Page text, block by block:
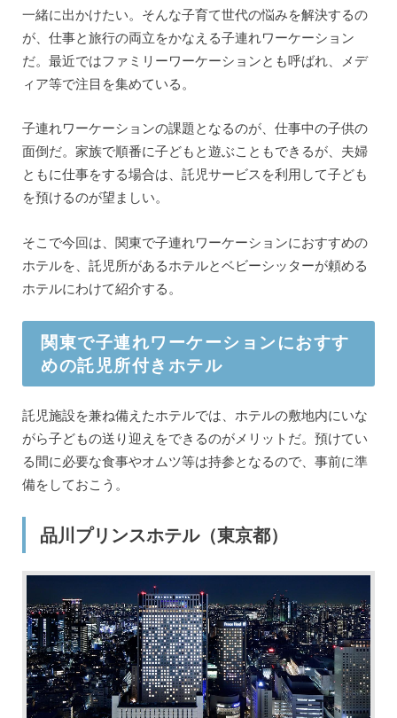
一緒に出かけたい。そんな子育て世代の悩みを解決するの
が、仕事と旅行の両立をかなえる子連れワーケーション
だ。最近ではファミリーワーケーションとも呼ばれ、メデ
ィア等で注目を集めている。
子連れワーケーションの課題となるのが、仕事中の子供の
面倒だ。家族で順番に子どもと遊ぶこともできるが、夫婦
ともに仕事をする場合は、託児サービスを利用して子ども
を預けるのが望ましい。
そこで今回は、関東で子連れワーケーションにおすすめの
ホテルを、託児所があるホテルとベビーシッターが頼める
ホテルにわけて紹介する。
関東で子連れワーケーションにおすす
めの託児所付きホテル
託児施設を兼ね備えたホテルでは、ホテルの敷地内にいな
がら子どもの送り迎えをできるのがメリットだ。預けてい
る間に必要な食事やオムツ等は持参となるので、事前に準
備をしておこう。
品川プリンスホテル（東京都）